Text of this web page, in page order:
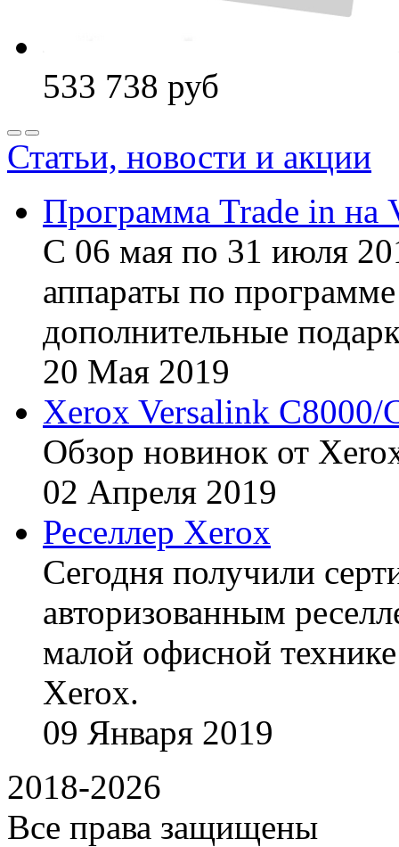
533 738 руб
Статьи, новости и акции
Программа Trade in на
С 06 мая по 31 июля
аппараты по
дополнительные
20 Мая 2019
Xerox Versalink C8000/
Обзор новинок от
02 Апреля 2019
Реселлер Xerox
Сегодня получили
авторизованным
малой офисной
Xerox.
09 Января 2019
2018-2026
Все права защищены